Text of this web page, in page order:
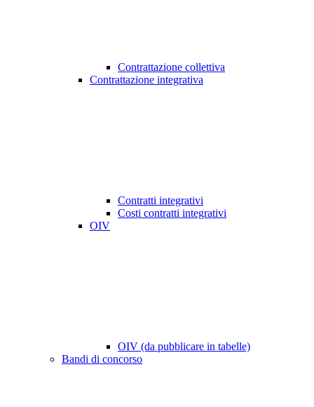
Contrattazione collettiva
Contrattazione integrativa
Contratti integrativi
Costi contratti integrativi
OIV
OIV (da pubblicare in tabelle)
Bandi di concorso